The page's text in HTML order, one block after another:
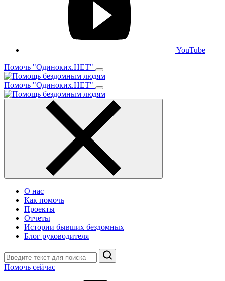
YouTube
Помочь "Одиноких.НЕТ"
Помочь "Одиноких.НЕТ"
О нас
Как помочь
Проекты
Отчеты
Истории бывших бездомных
Блог руководителя
Поиск
Помочь сейчас